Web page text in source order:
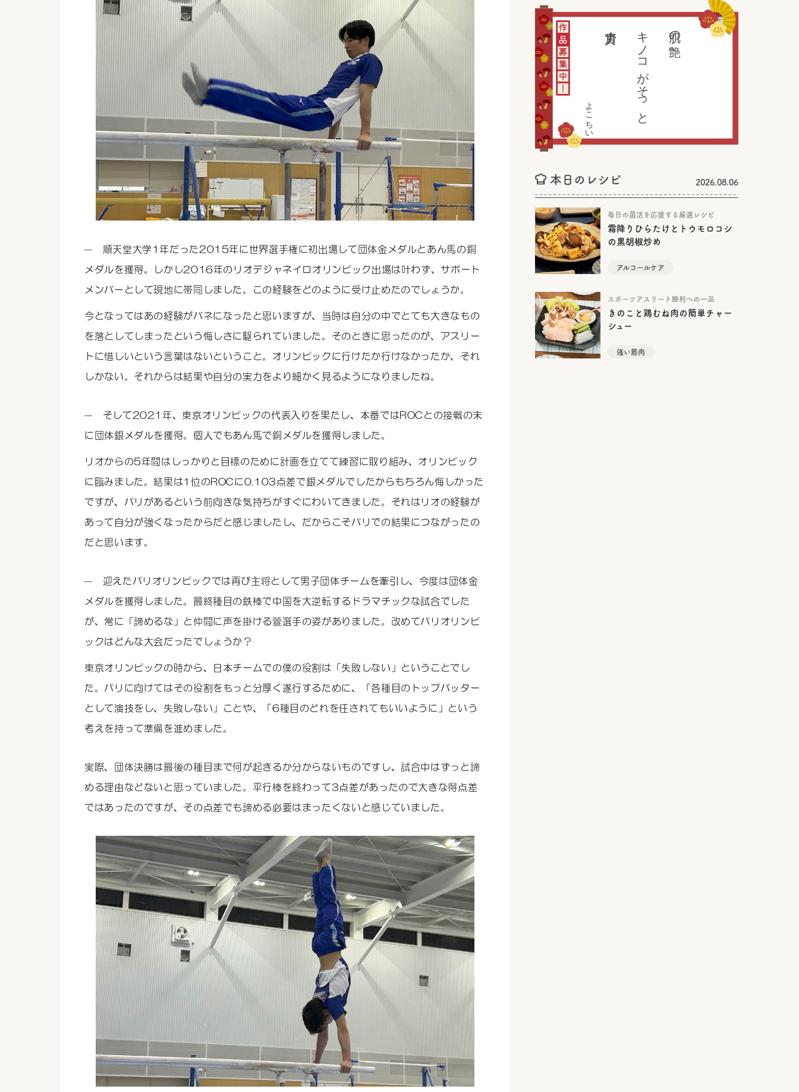
順天堂大学1年だった2015年に世界選手権に初出場して団体金メダルとあん馬の銅
メダルを獲得。しかし2016年のリオデジャネイロオリンピック出場は叶わず、サポート
メンバーとして現地に帯同しました。この経験をどのように受け止めたのでしょうか。
今となってはあの経験がバネになったと思いますが、当時は自分の中でとても大きなもの
を落としてしまったという悔しさに駆られていました。そのときに思ったのが、アスリー
トに惜しいという言葉はないということ。オリンピックに行けたか行けなかったか、それ
しかない。それからは結果や自分の実力をより細かく見るようになりましたね。
そして2021年、東京オリンピックの代表入りを果たし、本番ではROCとの接戦の末
に団体銀メダルを獲得。個人でもあん馬で銅メダルを獲得しました。
リオからの5年間はしっかりと目標のために計画を立てて練習に取り組み、オリンピック
に臨みました。結果は1位のROCに0.103点差で銀メダルでしたからもちろん悔しかった
ですが、パリがあるという前向きな気持ちがすぐにわいてきました。それはリオの経験が
あって自分が強くなったからだと感じましたし、だからこそパリでの結果につながったの
だと思います。
迎えたパリオリンピックでは再び主将として男子団体チームを牽引し、今度は団体金
メダルを獲得しました。最終種目の鉄棒で中国を大逆転するドラマチックな試合でした
が、常に「諦めるな」と仲間に声を掛ける萱選手の姿がありました。改めてパリオリンピ
ックはどんな大会だったでしょうか？
東京オリンピックの時から、日本チームでの僕の役割は「失敗しない」ということでし
た。パリに向けてはその役割をもっと分厚く遂行するために、「各種目のトップバッター
として演技をし、失敗しない」ことや、「6種目のどれを任されてもいいように」という
考えを持って準備を進めました。
実際、団体決勝は最後の種目まで何が起きるか分からないものですし、試合中はずっと諦
める理由などないと思っていました。平行棒を終わって3点差があったので大きな得点差
ではあったのですが、その点差でも諦める必要はまったくないと感じていました。
肌の艶
キノコがそっと
力貸す
よこちい
本日のレシピ 2026.08.06
毎日の菌活を応援する厳選レシピ
霜降りひらたけとトウモロコシ
の黒胡椒炒め
アルコールケア
スポーツアスリート勝利への一品
きのこと鶏むね肉の簡単チャー
シュー
強い筋肉